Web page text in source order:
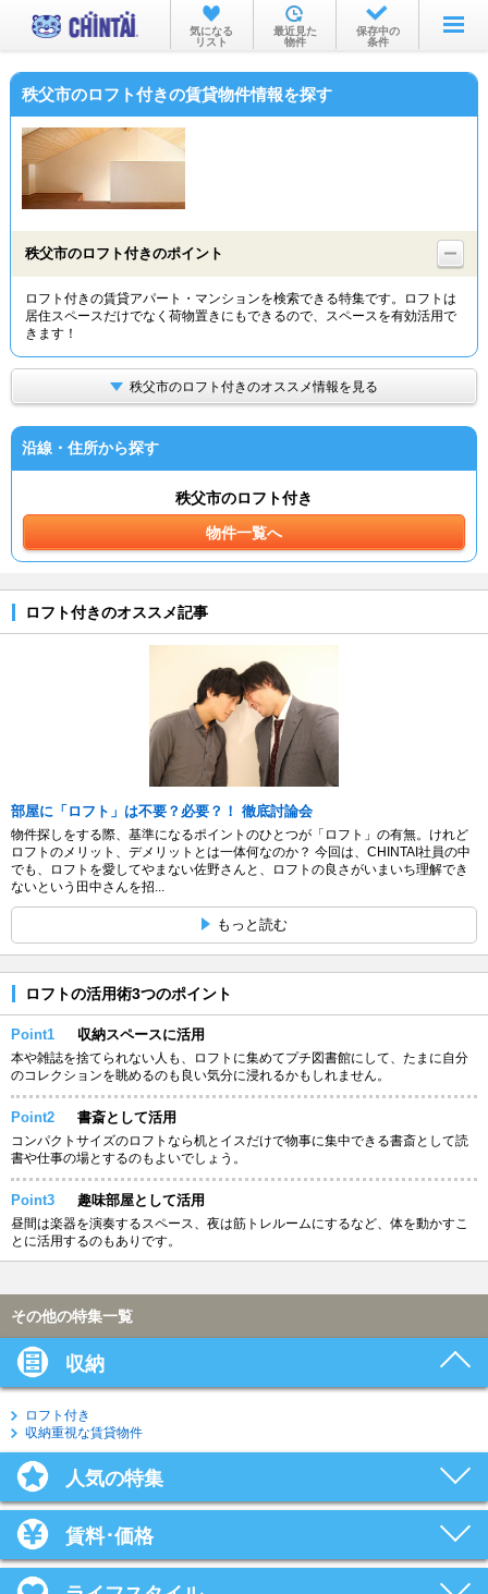
お部屋を探す
沿線・駅から
物件特集から
TOP
気になる
リスト
最近見た
物件
保存中の
条件
秩父市のロフト付きの賃貸物件情報を探す
秩父市のロフト付きのポイント
ロフト付きの賃貸アパート・マンションを検索できる特集です。ロフトは
居住スペースだけでなく荷物置きにもできるので、スペースを有効活用で
きます！
秩父市のロフト付きのオススメ情報を見る
沿線・住所から探す
秩父市のロフト付き
物件一覧へ
ロフト付きのオススメ記事
部屋に「ロフト」は不要？必要？！ 徹底討論会
物件探しをする際、基準になるポイントのひとつが「ロフト」の有無。けれど
ロフトのメリット、デメリットとは一体何なのか？ 今回は、CHINTAI社員の中
でも、ロフトを愛してやまない佐野さんと、ロフトの良さがいまいち理解でき
ないという田中さんを招...
もっと読む
ロフトの活用術3つのポイント
Point1 収納スペースに活用
本や雑誌を捨てられない人も、ロフトに集めてプチ図書館にして、たまに自分
のコレクションを眺めるのも良い気分に浸れるかもしれません。
Point2 書斎として活用
コンパクトサイズのロフトなら机とイスだけで物事に集中できる書斎として読
書や仕事の場とするのもよいでしょう。
Point3 趣味部屋として活用
昼間は楽器を演奏するスペース、夜は筋トレルームにするなど、体を動かすこ
とに活用するのもありです。
その他の特集一覧
収納
ロフト付き
収納重視な賃貸物件
人気の特集
賃料･価格